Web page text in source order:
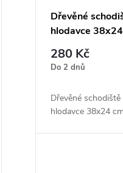
k
u
Dřevěné
hlodavce
280 Kč
Do 2 dnů
Dřevěné
hlodavce 38x24 cm